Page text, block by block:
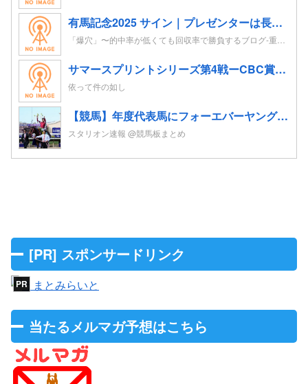
有馬記念2025 サイン｜プレゼンターは長澤まさみ。ポスターはレガレイラ。CMはドラマがテーマ？！
「爆穴」〜的中率が低くても回収率で勝負するブログ-重賞レースの追い切り考察を競馬予想へ-
サマースプリントシリーズ第4戦ーCBC賞他の予想
依って件の如し
【競馬】年度代表馬にフォーエバーヤング 得票率91%と圧倒！4歳以上牡馬、ダートと合わせて三冠
スタリオン速報 @競馬板まとめ
[PR] スポンサードリンク
当たるメルマガ予想はこちら